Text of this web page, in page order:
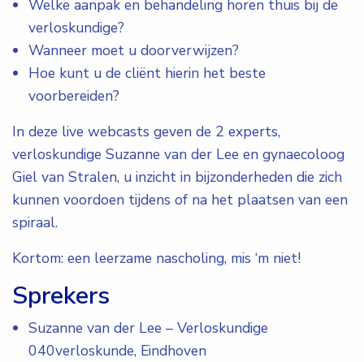
Welke aanpak en behandeling horen thuis bij de
verloskundige?
Wanneer moet u doorverwijzen?
Hoe kunt u de cliënt hierin het beste
voorbereiden?
In deze live webcasts geven de 2 experts,
verloskundige Suzanne van der Lee en gynaecoloog
Giel van Stralen, u inzicht in bijzonderheden die zich
kunnen voordoen tijdens of na het plaatsen van een
spiraal.
Kortom: een leerzame nascholing, mis ‘m niet!
Sprekers
Suzanne van der Lee – Verloskundige
040verloskunde, Eindhoven